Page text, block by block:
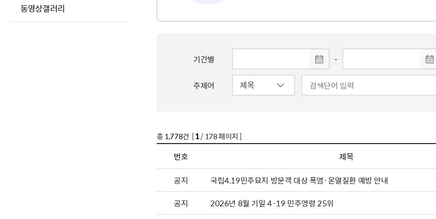
동영상갤러리
기간별 -
주제어
총1,778건 [1/ 178 페이지 ]
번호 제목
공지
국립4.19민주묘지 방문객 대상 폭염·온열질환 예방 안내
공지
2026년 8월 기일 4·19 민주영령 25위